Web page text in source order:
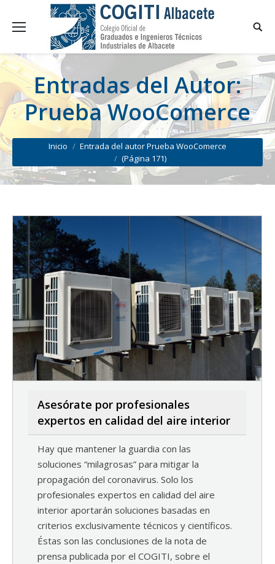
Entradas del Autor:
Prueba WooComerce
You are here:
Inicio
Entrada del autor Prueba WooComerce
(Página 171)
Asesórate por profesionales
expertos en calidad del aire interior
Hay que mantener la guardia con las
soluciones “milagrosas” para mitigar la
propagación del coronavirus. Solo los
profesionales expertos en calidad del aire
interior aportarán soluciones basadas en
criterios exclusivamente técnicos y científicos.
Éstas son las conclusiones de la nota de
prensa publicada por el COGITI, sobre el